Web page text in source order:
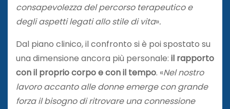
consapevolezza del percorso terapeutico e
degli aspetti legati allo stile di vita».
Dal piano clinico, il confronto si è poi spostato su
una dimensione ancora più personale: il rapporto
con il proprio corpo e con il tempo. «Nel nostro
lavoro accanto alle donne emerge con grande
forza il bisogno di ritrovare una connessione